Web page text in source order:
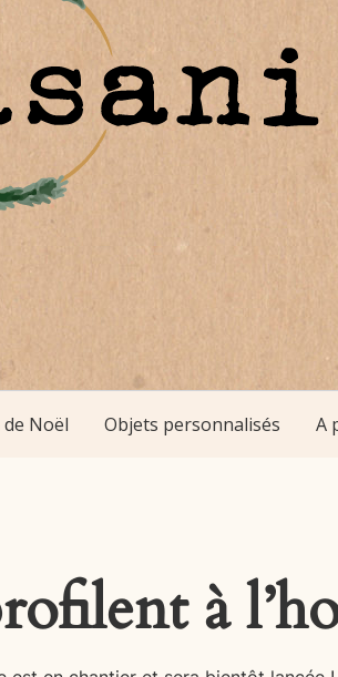
Noël Objets personnalisés A
à